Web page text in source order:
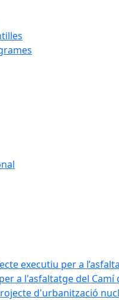
executiu per a
a l'asfaltatge del Camí
d'urbanització